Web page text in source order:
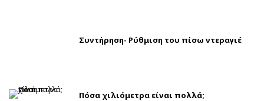
Συντήρηση- Ρύθμιση του πίσω ντεραγιέ
Πόσα χιλιόμετρα είναι πολλά;